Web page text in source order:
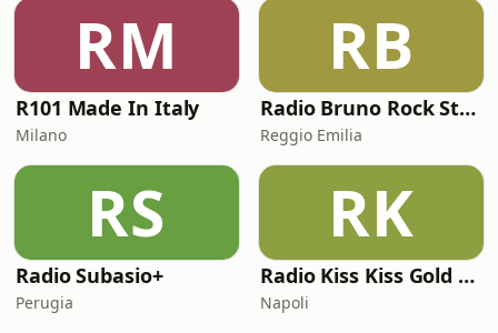
RM
R101 Made In Italy
Milano
RB
Radio Bruno Rock Station
Reggio Emilia
RS
Radio Subasio+
Perugia
RK
Radio Kiss Kiss Gold Rock
Napoli